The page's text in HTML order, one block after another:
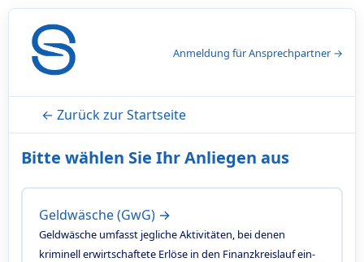
Anmeldung für Ansprechpartner →
← Zurück zur Startseite
Bitte wählen Sie Ihr Anliegen aus
Geldwäsche (GwG) →
Geldwäsche umfasst jegliche Aktivitäten, bei denen
kriminell erwirtschaftete Erlöse in den Finanzkreislauf ein-